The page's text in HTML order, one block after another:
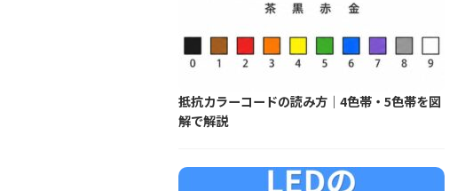
抵抗カラーコードの読み方｜4色帯・5色帯を図
解で解説